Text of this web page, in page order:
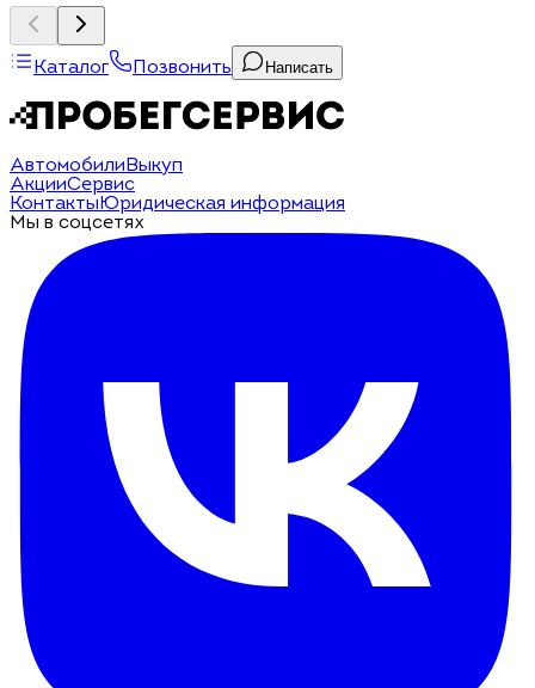
Каталог Позвонить Написать
Автомобили Выкуп
АкцииСервис
Контакты Юридическая информация
Мы в соцсетях